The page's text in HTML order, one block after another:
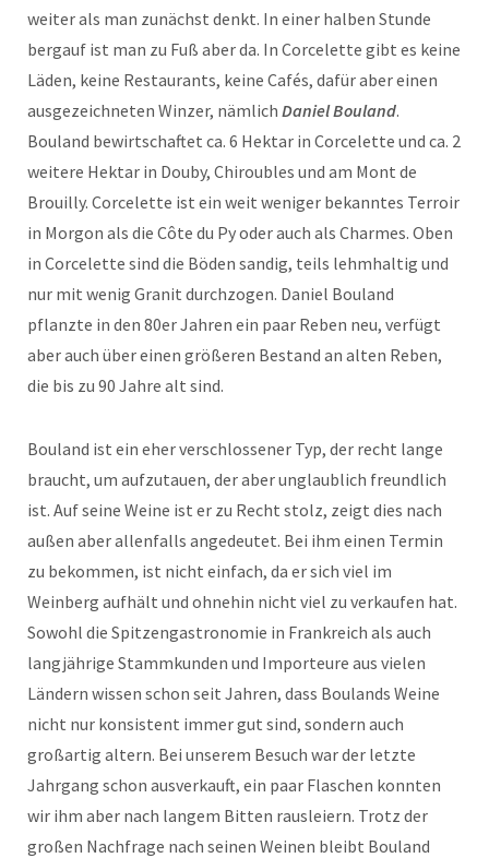
weiter als man zunächst denkt. In einer halben Stunde
bergauf ist man zu Fuß aber da. In Corcelette gibt es keine
Läden, keine Restaurants, keine Cafés, dafür aber einen
ausgezeichneten Winzer, nämlich Daniel Bouland.
Bouland bewirtschaftet ca. 6 Hektar in Corcelette und ca. 2
weitere Hektar in Douby, Chiroubles und am Mont de
Brouilly. Corcelette ist ein weit weniger bekanntes Terroir
in Morgon als die Côte du Py oder auch als Charmes. Oben
in Corcelette sind die Böden sandig, teils lehmhaltig und
nur mit wenig Granit durchzogen. Daniel Bouland
pflanzte in den 80er Jahren ein paar Reben neu, verfügt
aber auch über einen größeren Bestand an alten Reben,
die bis zu 90 Jahre alt sind.
Bouland ist ein eher verschlossener Typ, der recht lange
braucht, um aufzutauen, der aber unglaublich freundlich
ist. Auf seine Weine ist er zu Recht stolz, zeigt dies nach
außen aber allenfalls angedeutet. Bei ihm einen Termin
zu bekommen, ist nicht einfach, da er sich viel im
Weinberg aufhält und ohnehin nicht viel zu verkaufen hat.
Sowohl die Spitzengastronomie in Frankreich als auch
langjährige Stammkunden und Importeure aus vielen
Ländern wissen schon seit Jahren, dass Boulands Weine
nicht nur konsistent immer gut sind, sondern auch
großartig altern. Bei unserem Besuch war der letzte
Jahrgang schon ausverkauft, ein paar Flaschen konnten
wir ihm aber nach langem Bitten rausleiern. Trotz der
großen Nachfrage nach seinen Weinen bleibt Bouland